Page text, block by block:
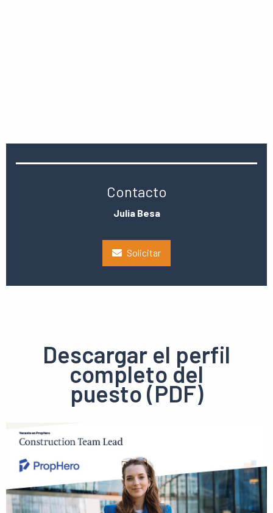
Contacto
Julia Besa
Solicitar
Descargar el perfil
completo del
puesto (PDF)
pdf